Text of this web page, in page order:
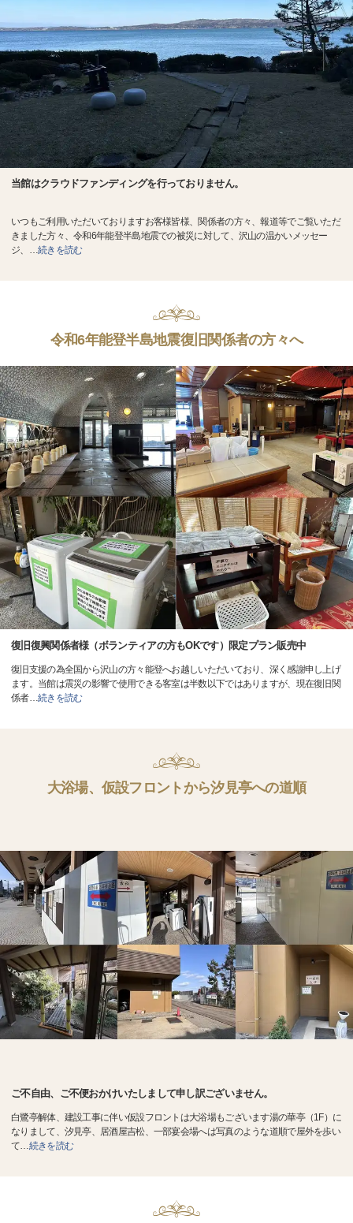
当館はクラウドファンディングを行っておりません。
いつもご利用いただいておりますお客様皆様、関係者の方々、報道等でご覧いただ
きました方々、令和6年能登半島地震での被災に対して、沢山の温かいメッセー
ジ、 …続きを読む
令和6年能登半島地震復旧関係者の方々へ
復旧復興関係者様（ボランティアの方もOKです）限定プラン販売中
復旧支援の為全国から沢山の方々能登へお越しいただいており、深く感謝申し上げ
ます。当館は震災の影響で使用できる客室は半数以下ではありますが、現在復旧関
係者…続きを読む
大浴場、仮設フロントから汐見亭への道順
ご不自由、ご不便おかけいたしまして申し訳ございません。
白鷺亭解体、建設工事に伴い仮設フロントは大浴場もございます湯の華亭（1F）に
なりまして、汐見亭、居酒屋吉松、一部宴会場へは写真のような道順で屋外を歩い
て…続きを読む